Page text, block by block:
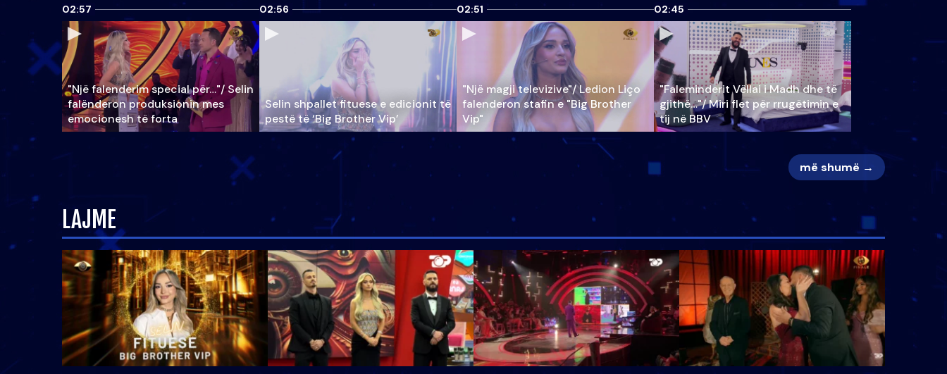
02:57
"Një falenderim special për…"/ Selin
falënderon produksionin mes
emocionesh të forta
02:56
Selin shpallet fituese e edicionit të
pestë të ‘Big Brother Vip’
02:51
"Një magji televizive"/ Ledion Liço
falenderon stafin e "Big Brother
Vip"
02:45
"Faleminderit Vëllai i Madh dhe të
gjithë…"/ Miri flet për rrugëtimin e
tij në BBV
më shumë →
LAJME